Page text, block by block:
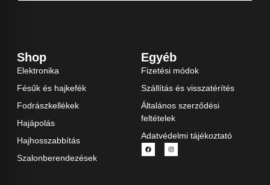
Shop
Elektronika
Fésűk és hajkefék
Fodrászkellékek
Hajápolás
Hajhosszabbítás
Szalonberendezések
Egyéb
Fizetési módok
Szállítás és visszatérítés
Általános szerződési
feltételek
Adatvédelmi tájékoztató